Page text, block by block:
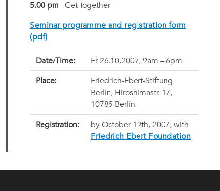
5.00 pm Get-together
Seminar programme and registration form
(pdf)
Date/Time: Fr 26.10.2007, 9am – 6pm
Place:
Friedrich-Ebert-Stiftung
Berlin, Hiroshimastr. 17,
10785 Berlin
Registration:
by October 19th, 2007, with
Friedrich Ebert Foundation